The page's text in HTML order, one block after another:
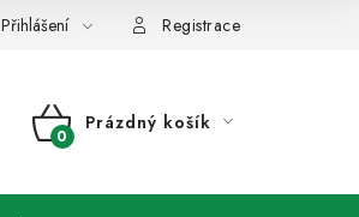
Přihlášení Registrace
NÁKUPNÍ
Prázdný košík